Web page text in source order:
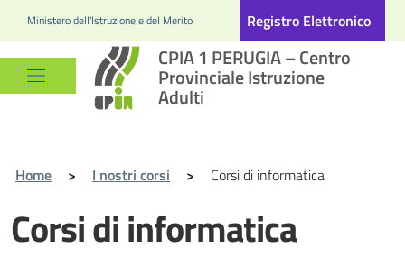
Ministero dell'Istruzione e del Merito Registro Elettronico
CPIA 1 PERUGIA – Centro
Provinciale Istruzione
Adulti
Home > I nostri corsi > Corsi di informatica
Corsi di informatica